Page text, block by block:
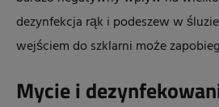
dezynfekcja rąk i podeszew w
wejściem do szklarni może
Mycie i